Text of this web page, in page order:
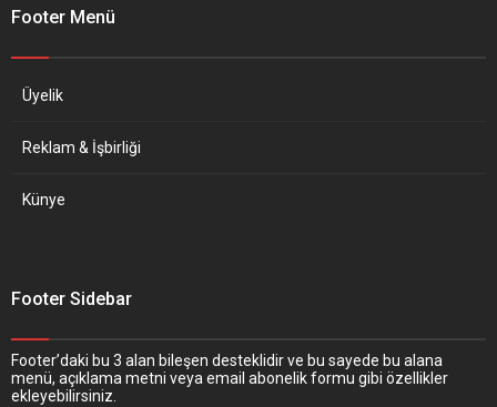
Footer Menü
Üyelik
Reklam & İşbirliği
Künye
Footer Sidebar
Footer’daki bu 3 alan bileşen desteklidir ve bu sayede bu alana
menü, açıklama metni veya email abonelik formu gibi özellikler
ekleyebilirsiniz.